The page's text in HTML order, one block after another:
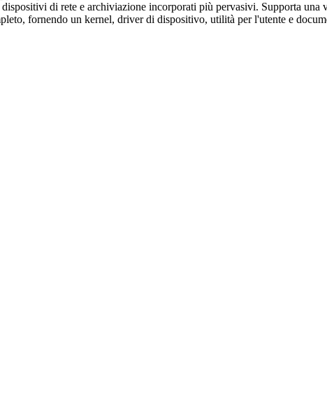
di rete e archiviazione incorporati più pervasivi. Supporta
fornendo un kernel, driver di dispositivo, utilità per l'utente e